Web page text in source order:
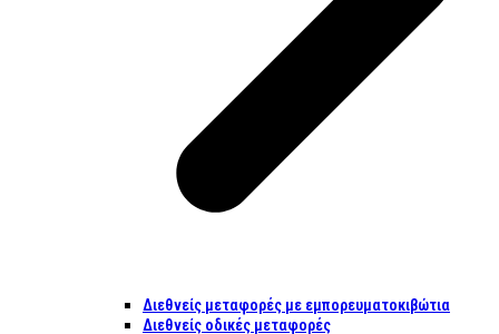
Διεθνείς μεταφορές με εμπορευματοκιβώτια
Διεθνείς οδικές μεταφορές